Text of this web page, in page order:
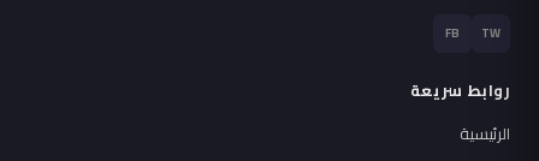
TW
FB
روابط سريعة
الرئيسية